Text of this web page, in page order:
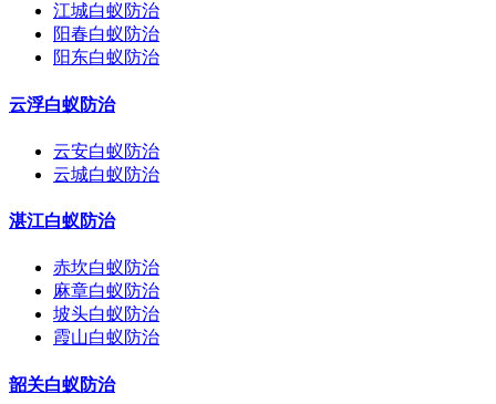
江城白蚁防治
阳春白蚁防治
阳东白蚁防治
云浮白蚁防治
云安白蚁防治
云城白蚁防治
湛江白蚁防治
赤坎白蚁防治
麻章白蚁防治
坡头白蚁防治
霞山白蚁防治
韶关白蚁防治